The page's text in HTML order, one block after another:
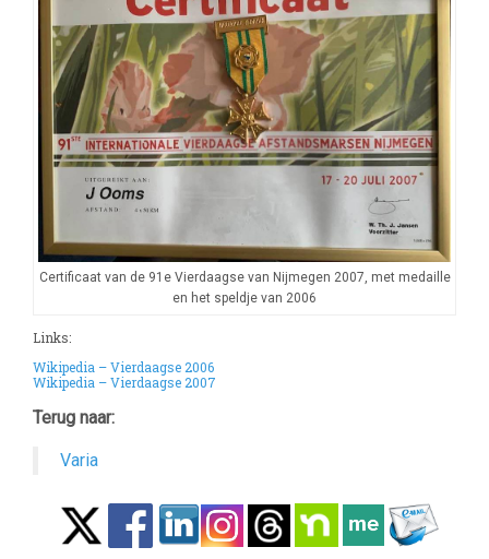
Certificaat van de 91e Vierdaagse van Nijmegen 2007, met medaille
en het speldje van 2006
Links:
Wikipedia – Vierdaagse 2006
Wikipedia – Vierdaagse 2007
Terug naar:
Varia